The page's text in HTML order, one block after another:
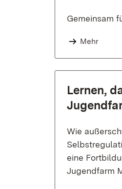
Gemeinsam
Mehr
Lernen,
Wie
eine
Jugendfarm